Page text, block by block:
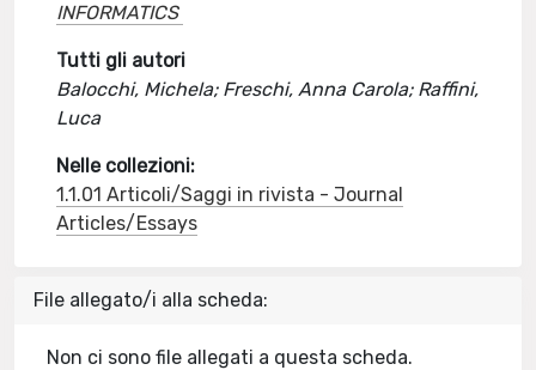
INFORMATICS
Tutti gli autori
Balocchi, Michela; Freschi, Anna Carola; Raffini,
Luca
Nelle collezioni:
1.1.01 Articoli/Saggi in rivista - Journal
Articles/Essays
File allegato/i alla scheda:
Non ci sono file allegati a questa scheda.